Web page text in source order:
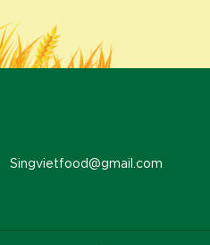
Singvietfood@gmail.com